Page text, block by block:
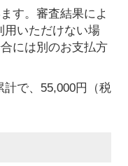
す。審査結果によ
用いただけない場
には別のお支払方
計で、55,000円（税